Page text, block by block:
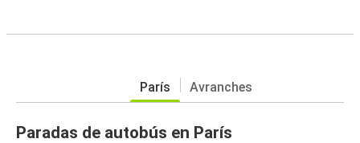
París Avranches
Paradas de autobús en París